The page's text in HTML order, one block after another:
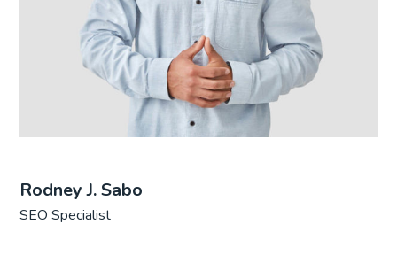
Rodney J. Sabo
SEO Specialist